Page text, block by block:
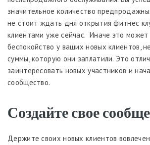
значительное количество
не стоит ждать дня открытия фитнес
клиентами уже сейчас. Иначе это может
беспокойство у ваших новых клиентов,
суммы, которую они заплатили. Это
заинтересовать новых участников и
сообщество.
Создайте свое
Держите своих новых клиентов